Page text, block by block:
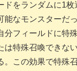
ドをランダムに1枚
能なモンスターだ
分フィールドに特
は特殊召喚できな
。この効果で特殊